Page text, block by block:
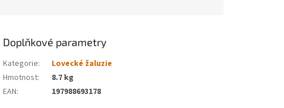
Doplňkové parametry
Kategorie:
Lovecké žaluzie
Hmotnost:
8.7 kg
EAN: 197988693178